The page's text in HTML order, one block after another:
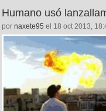
Humano usó
por naxete95 el 18 oct 2013,